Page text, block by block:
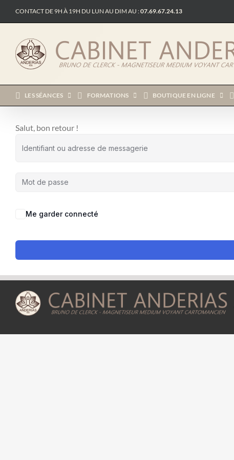
CONTACT DE 9H À 19H DU LUN AU DIM AU :07.69.67.24.13
LES SÉANCES FORMATIONS BOUTIQUE EN LIGNE
Salut, bon retour !
Me garder connecté